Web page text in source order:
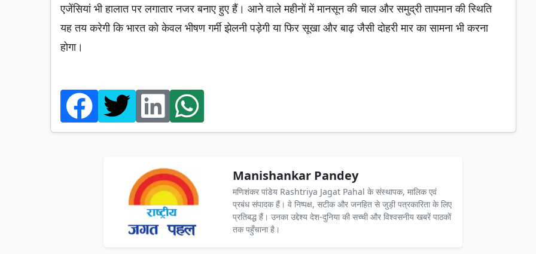
एजेंसियां भी हालात पर लगातार नजर बनाए हुए हैं। आने वाले महीनों में मानसून की चाल और समुद्री तापमान की स्थिति
यह तय करेगी कि भारत को केवल भीषण गर्मी झेलनी पड़ेगी या फिर सूखा और बाढ़ जैसी दोहरी मार का सामना भी करना
होगा।
Manishankar Pandey
मणिशंकर पांडेय Rashtriya Jagat Pahal के संस्थापक, मालिक एवं
प्रबंध संपादक हैं। वे निष्पक्ष, सटीक और जनहित से जुड़ी पत्रकारिता के लिए
प्रतिबद्ध हैं। उनका उद्देश्य देश-दुनिया की सच्ची और विश्वसनीय खबरें पाठकों
तक पहुँचाना है।